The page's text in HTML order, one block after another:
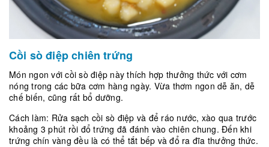
Cồi sò điệp chiên trứng
Món ngon với cồi sò điệp này thích hợp thưởng thức với cơm
nóng trong các bữa cơm hàng ngày. Vừa thơm ngon dễ ăn, dễ
chế biến, cũng rất bổ dưỡng.
Cách làm: Rửa sạch cồi sò điệp và để ráo nước, xào qua trước
khoảng 3 phút rồi đổ trứng đã đánh vào chiên chung. Đến khi
trứng chín vàng đều là có thể tắt bếp và đổ ra đĩa thưởng thức.